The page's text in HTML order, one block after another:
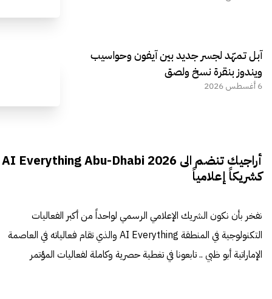
آبل تمهّد لجسر جديد بين آيفون وحواسيب
ويندوز بنقرة نسخ ولصق
6 أغسطس 2026
أراجيك تنضم الى AI Everything Abu-Dhabi 2026
كشريكاً إعلامياً
نفخر بأن نكون الشريك الإعلامي الرسمي لواحداً من أكبر الفعاليات
التكنولوجية في المنطقة AI Everything والذي تقام فعالياته في العاصمة
الإماراتية أبو ظبي .. تابعونا في تغطية حصرية وكاملة لفعاليات المؤتمر